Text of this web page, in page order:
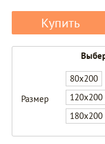
Купить
Размер
80x200
120x200
180x200